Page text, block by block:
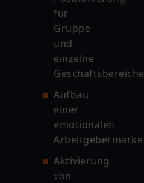
für
Gruppe
und
einzelne
Geschäftsbereiche
Aufbau
einer
emotionalen
Arbeitgebermarke
Aktivierung
von